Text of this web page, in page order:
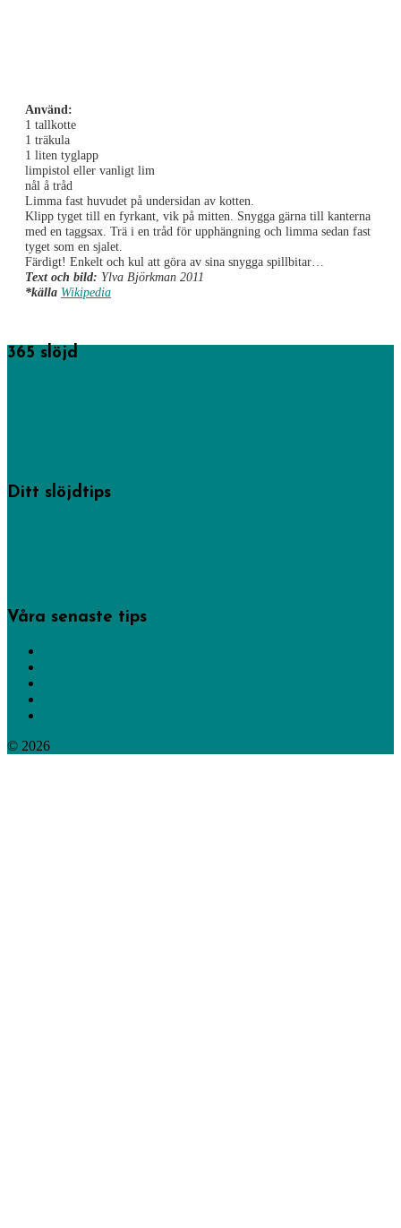
Använd:
1 tallkotte
1 träkula
1 liten tyglapp
limpistol eller vanligt lim
nål å tråd
Limma fast huvudet på undersidan av kotten.
Klipp tyget till en fyrkant, vik på mitten. Snygga gärna till kanterna
med en taggsax. Trä i en tråd för upphängning och limma sedan fast
tyget som en sjalet.
Färdigt! Enkelt och kul att göra av sina snygga spillbitar…
Text och bild: Ylva Björkman 2011
*källa Wikipedia
365 slöjd
Ditt slöjdtips
Våra senaste tips
© 2026